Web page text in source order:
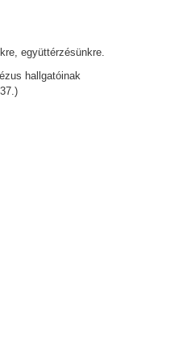
együttérzésünkre.
hallgatóinak